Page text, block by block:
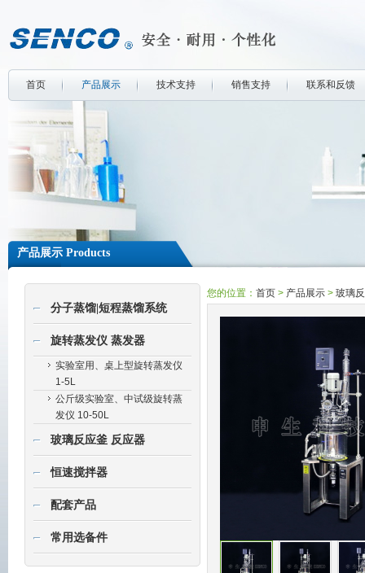
首页 产品展示 技术支持 销售支持 联系和反馈
产品展示 Products
分子蒸馏|短程蒸馏系统
旋转蒸发仪 蒸发器
实验室用、桌上型旋转蒸发仪
1-5L
公斤级实验室、中试级旋转蒸
发仪 10-50L
玻璃反应釜 反应器
恒速搅拌器
配套产品
常用选备件
您的位置： 首页 > 产品展示 > 玻璃